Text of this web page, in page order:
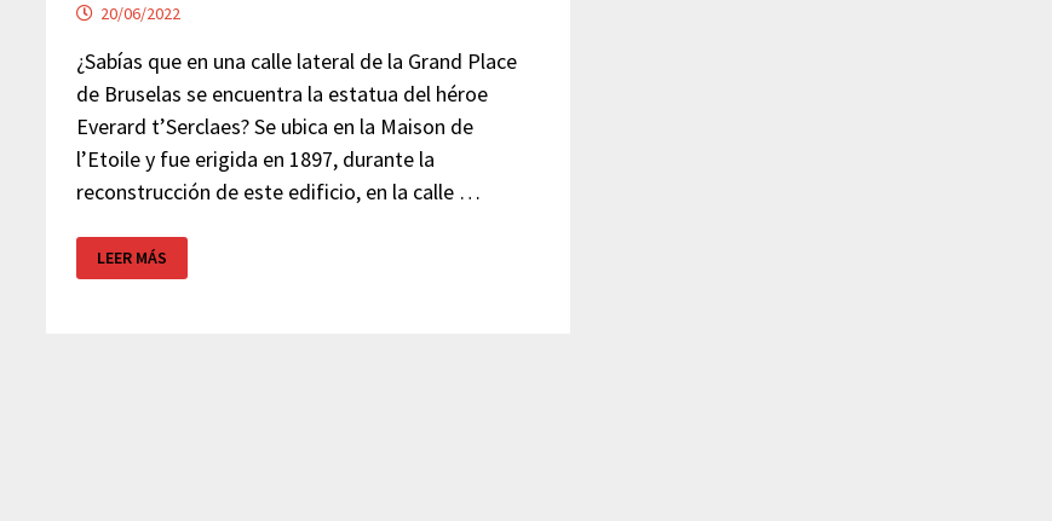
20/06/2022
¿Sabías que en una calle lateral de la Grand Place
de Bruselas se encuentra la estatua del héroe
Everard t’Serclaes? Se ubica en la Maison de
l’Etoile y fue erigida en 1897, durante la
reconstrucción de este edificio, en la calle …
LA
ESTATUA
DE
LEER MÁS